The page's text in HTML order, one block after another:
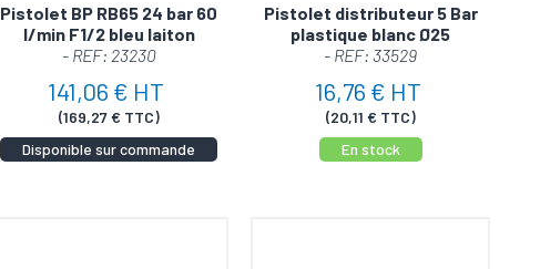
Pistolet BP RB65 24 bar 60
l/min F1/2 bleu laiton
- REF: 23230
141,06 € HT
(169,27 € TTC)
Disponible sur commande
Pistolet distributeur 5 Bar
plastique blanc Ø25
- REF: 33529
16,76 € HT
(20,11 € TTC)
En stock